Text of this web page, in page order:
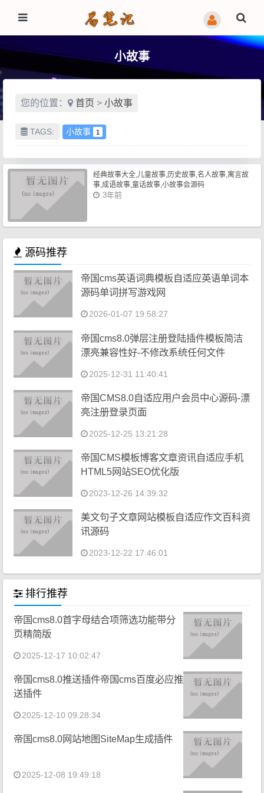
小故事
您的位置： 首页 > 小故事
TAGS: 小故事 1
经典故事大全,儿童故事,历史故事,名人故事,寓言故
事,成语故事,童话故事,小故事会源码
3年前
源码推荐
帝国cms英语词典模板自适应英语单词本
源码单词拼写游戏网
2026-01-07 19:58:27
帝国cms8.0弹层注册登陆插件模板简洁
漂亮兼容性好-不修改系统任何文件
2025-12-31 11:40:41
帝国CMS8.0自适应用户会员中心源码-漂
亮注册登录页面
2025-12-25 13:21:28
帝国CMS模板博客文章资讯自适应手机
HTML5网站SEO优化版
2023-12-26 14:39:32
美文句子文章网站模板自适应作文百科资
讯源码
2023-12-22 17:46:01
排行推荐
帝国cms8.0首字母结合项筛选功能带分
页精简版
2025-12-17 10:02:47
帝国cms8.0推送插件帝国cms百度必应推
送插件
2025-12-10 09:28:34
帝国cms8.0网站地图SiteMap生成插件
2025-12-08 19:49:18